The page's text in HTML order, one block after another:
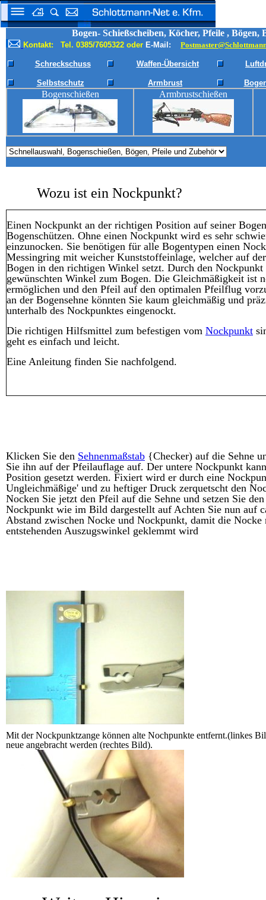
Bogen- Schießscheiben, Köcher, Pfeile ,
Kontakt: Tel. 0385/7605322 oder E-Mail:
Schreckschuss Waffen-Übersicht
Selbstschutz Armbrust
Bogenschießen Armbrustschießen
Wozu ist ein Nockpunkt?
Einen Nockpunkt an der richtigen Position auf seiner
Bogenschützen. Ohne einen Nockpunkt wird es sehr
einzunocken. Sie benötigen für alle Bogentypen einen
Messingring mit weicher Kunststoffeinlage, welcher auf
Bogen in den richtigen Winkel setzt. Durch den
gewünschten Winkel zum Bogen. Die Gleichmäßigkeit ist
ermöglichen und den Pfeil auf den optimalen Pfeilflug
an der Bogensehne könnten Sie kaum gleichmäßig und
unterhalb des Nockpunktes eingenockt.
Die richtigen Hilfsmittel zum befestigen vom Nockpunkt
geht es einfach und leicht.
Eine Anleitung finden Sie nachfolgend.
Klicken Sie den Sehnenmaßstab {Checker) auf die Sehne
Sie ihn auf der Pfeilauflage auf. Der untere Nockpunkt
Position gesetzt werden. Fixiert wird er durch eine
Ungleichmäßige' und zu heftiger Druck zerquetscht den
Nocken Sie jetzt den Pfeil auf die Sehne und setzen Sie
Nockpunkt wie im Bild dargestellt auf Achten Sie nun auf
Abstand zwischen Nocke und Nockpunkt, damit die
entstehenden Auszugswinkel geklemmt wird
Mit der Nockpunktzange können alte Nochpunkte entfernt.(linkes
neue angebracht werden (rechtes Bild).